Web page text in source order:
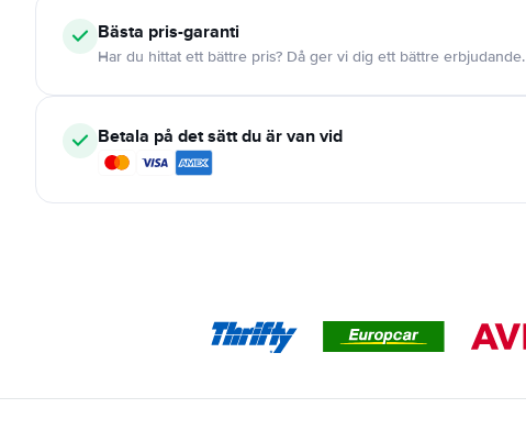
Bästa pris-garanti
Har du hittat ett bättre pris? Då ger vi dig ett bättre erbjudande.
Betala på det sätt du är van vid